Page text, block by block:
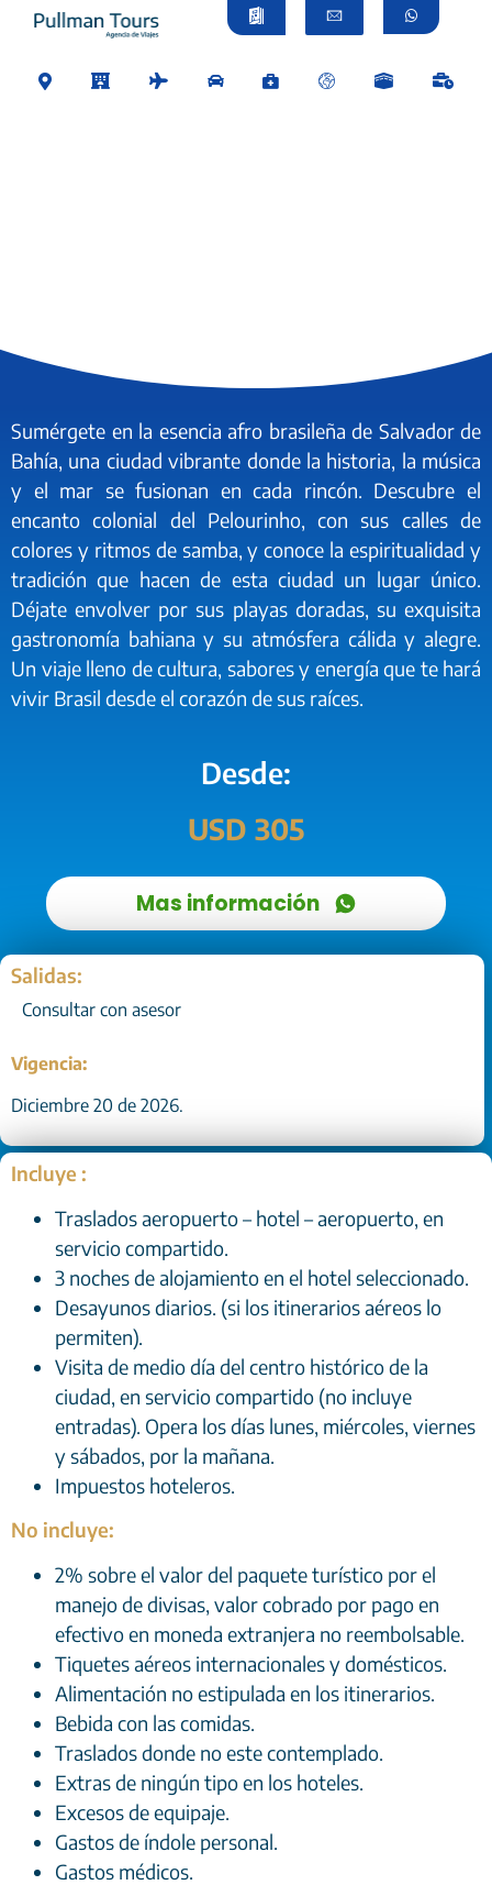
Sumérgete en la esencia afro brasileña de Salvador de
Bahía, una ciudad vibrante donde la historia, la música
y el mar se fusionan en cada rincón. Descubre el
encanto colonial del Pelourinho, con sus calles de
colores y ritmos de samba, y conoce la espiritualidad y
tradición que hacen de esta ciudad un lugar único.
Déjate envolver por sus playas doradas, su exquisita
gastronomía bahiana y su atmósfera cálida y alegre.
Un viaje lleno de cultura, sabores y energía que te hará
vivir Brasil desde el corazón de sus raíces.
Desde:
USD 305
Mas información
Salidas:
Consultar con asesor
Vigencia:
Diciembre 20 de 2026.
Incluye :
Traslados aeropuerto – hotel – aeropuerto, en
servicio compartido.
3 noches de alojamiento en el hotel seleccionado.
Desayunos diarios. (si los itinerarios aéreos lo
permiten).
Visita de medio día del centro histórico de la
ciudad, en servicio compartido (no incluye
entradas). Opera los días lunes, miércoles, viernes
y sábados, por la mañana.
Impuestos hoteleros
No incluye:
2% sobre el valor del paquete turístico por el
manejo de divisas, valor cobrado por pago en
efectivo en moneda extranjera no reembolsable.
Tiquetes aéreos internacionales y domésticos.
Alimentación no estipulada en los itinerarios.
Bebida con las comidas.
Traslados donde no este contemplado.
Extras de ningún tipo en los hoteles.
Excesos de equipaje.
Gastos de índole personal.
Gastos médicos.